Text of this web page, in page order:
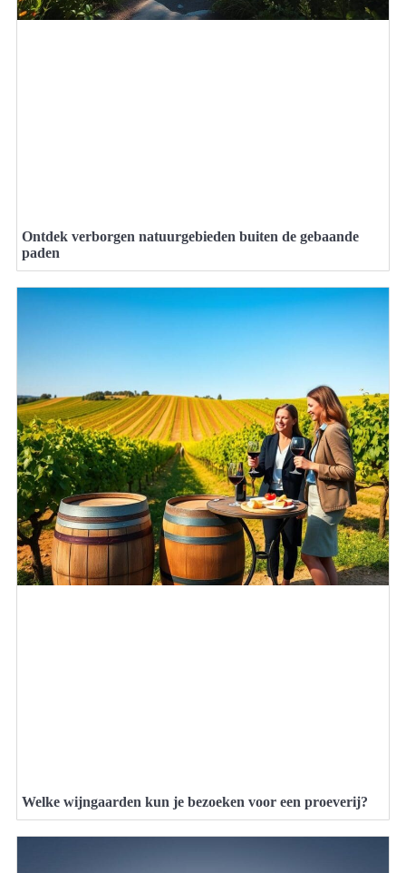
Ontdek verborgen natuurgebieden buiten de gebaande
paden
Welke wijngaarden kun je bezoeken voor een proeverij?